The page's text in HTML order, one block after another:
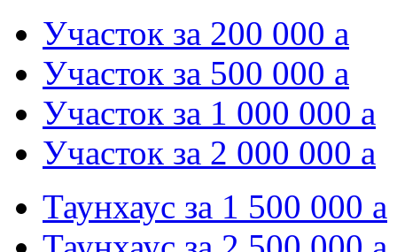
Участок за 200 000 a
Участок за 500 000 a
Участок за 1 000 000 a
Участок за 2 000 000 a
Таунхаус за 1 500 000 a